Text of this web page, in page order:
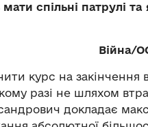
спільні патрулі
Війна/
курс на закінчення
разі не шляхом
докладає